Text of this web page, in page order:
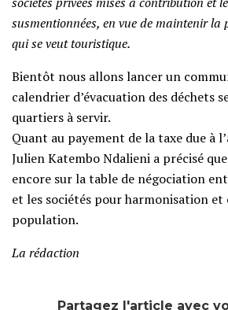
susmentionnées, en vue de maintenir la
qui se veut touristique.
Bientôt nous allons lancer un
calendrier d’évacuation des déchets
quartiers à servir.
Quant au payement de la taxe due à
Julien Katembo Ndalieni a précisé
encore sur la table de négociation
et les sociétés pour harmonisation
population.
La rédaction
Partagez l'article avec